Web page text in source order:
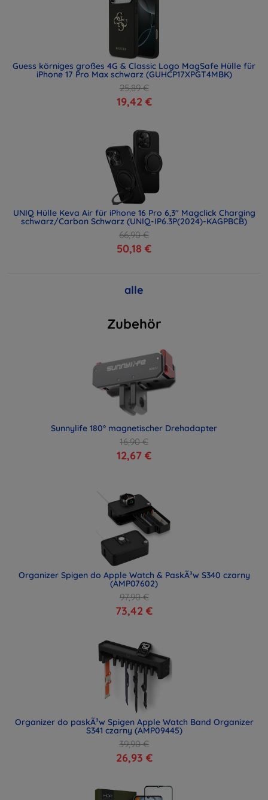
Guess körniges großes 4G & Classic Logo MagSafe Hülle für
iPhone 17 Pro Max schwarz (GUHCP17XPGT4MBK)
25,89 €
19,42 €
UNIQ Hülle Keva Air für iPhone 16 Pro 6,3" Magclick Charging
schwarz/Carbon Schwarz (UNIQ-IP6.3P(2024)-KAGPBCB)
66,90 €
50,18 €
alle
Zubehör
Sunnylife 180° magnetischer Drehadapter
16,90 €
12,67 €
Organizer Spigen do Apple Watch & PaskÃ³w S340 czarny
(AMP07602)
97,90 €
73,42 €
Organizer do paskÃ³w Spigen Apple Watch Band Organizer
S341 czarny (AMP09445)
39,90 €
26,93 €